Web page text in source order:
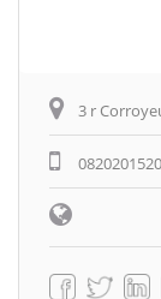
3 r
0820201520